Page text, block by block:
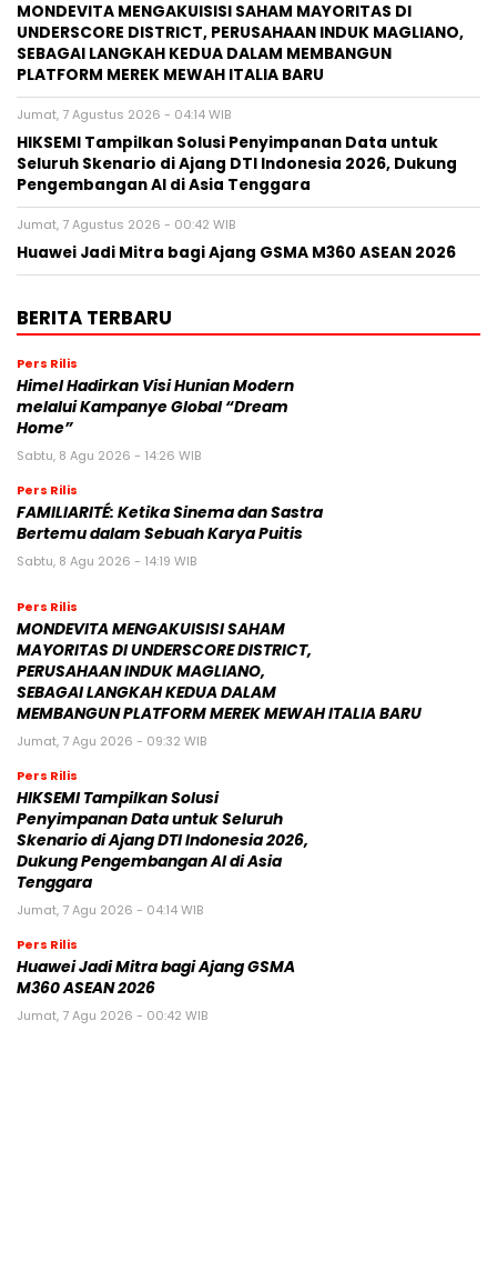
MONDEVITA MENGAKUISISI SAHAM MAYORITAS DI
UNDERSCORE DISTRICT, PERUSAHAAN INDUK MAGLIANO,
SEBAGAI LANGKAH KEDUA DALAM MEMBANGUN
PLATFORM MEREK MEWAH ITALIA BARU
Jumat, 7 Agustus 2026 - 04:14 WIB
HIKSEMI Tampilkan Solusi Penyimpanan Data untuk
Seluruh Skenario di Ajang DTI Indonesia 2026, Dukung
Pengembangan AI di Asia Tenggara
Jumat, 7 Agustus 2026 - 00:42 WIB
Huawei Jadi Mitra bagi Ajang GSMA M360 ASEAN 2026
BERITA TERBARU
Pers Rilis
Himel Hadirkan Visi Hunian Modern
melalui Kampanye Global “Dream
Home”
Sabtu, 8 Agu 2026 - 14:26 WIB
Pers Rilis
FAMILIARITÉ: Ketika Sinema dan Sastra
Bertemu dalam Sebuah Karya Puitis
Sabtu, 8 Agu 2026 - 14:19 WIB
Pers Rilis
MONDEVITA MENGAKUISISI SAHAM
MAYORITAS DI UNDERSCORE DISTRICT,
PERUSAHAAN INDUK MAGLIANO,
SEBAGAI LANGKAH KEDUA DALAM
MEMBANGUN PLATFORM MEREK MEWAH ITALIA BARU
Jumat, 7 Agu 2026 - 09:32 WIB
Pers Rilis
HIKSEMI Tampilkan Solusi
Penyimpanan Data untuk Seluruh
Skenario di Ajang DTI Indonesia 2026,
Dukung Pengembangan AI di Asia
Tenggara
Jumat, 7 Agu 2026 - 04:14 WIB
Pers Rilis
Huawei Jadi Mitra bagi Ajang GSMA
M360 ASEAN 2026
Jumat, 7 Agu 2026 - 00:42 WIB